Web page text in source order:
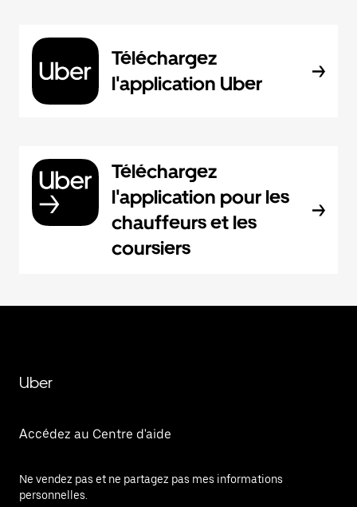
Téléchargez
l'application Uber
Téléchargez
l'application pour les
chauffeurs et les
coursiers
Uber
Accédez au Centre d'aide
Ne vendez pas et ne partagez pas mes informations
personnelles.